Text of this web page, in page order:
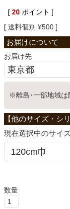
学習机
ホームオ
こたつ
寝具
[ 20 ポイント ]
送料個別 ¥500
お届け先
※離島･一部地域は
サイ